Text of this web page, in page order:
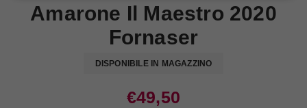
Amarone Il Maestro 2020
Fornaser
DISPONIBILE IN MAGAZZINO
€49,50